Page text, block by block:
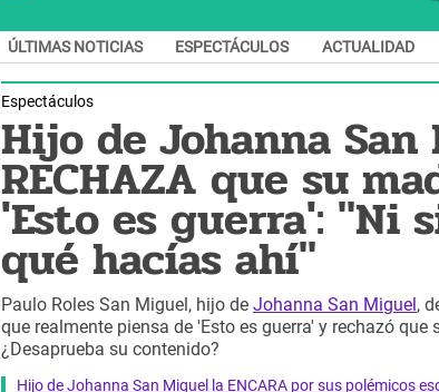
ÚLTIMAS NOTICIAS ESPECTÁCULOS ACTUALIDAD
Espectáculos
Hijo de Johanna
RECHAZA que su
'Esto es guerra': "Ni
qué hacías ahí"
Paulo Roles San Miguel, hijo de Johanna San Miguel ,
que realmente piensa de 'Esto es guerra' y rechazó
¿Desaprueba su contenido?
Hijo de Johanna San Miguel la ENCARA por sus polémicos